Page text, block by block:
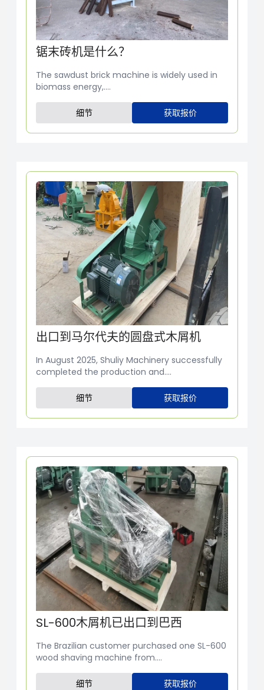
锯末砖机是什么？
The sawdust brick machine is widely used in
biomass energy,....
细节 获取报价
出口到马尔代夫的圆盘式木屑机
In August 2025, Shuliy Machinery successfully
completed the production and....
细节 获取报价
SL-600木屑机已出口到巴西
The Brazilian customer purchased one SL-600
wood shaving machine from....
细节 获取报价